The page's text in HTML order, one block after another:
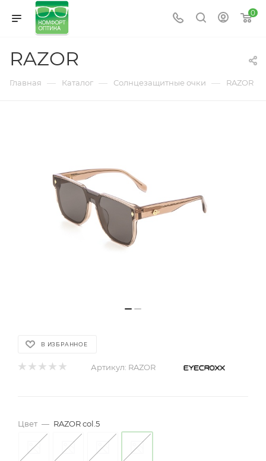
0
RAZOR
Главная — Каталог — Солнцезащитные очки — RAZOR
В ИЗБРАННОЕ
Артикул: RAZOR
Цвет — RAZOR col.5